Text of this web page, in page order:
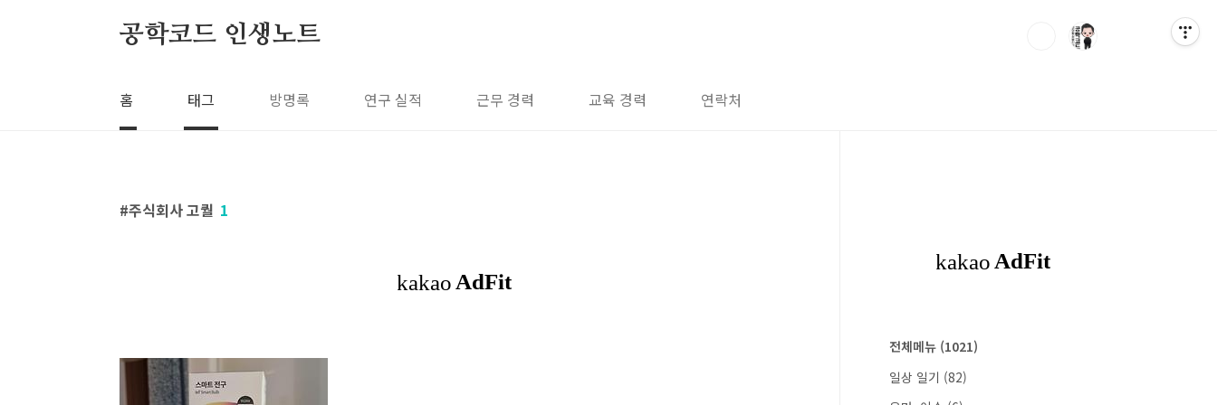
공학코드 인생노트
홈 태그 방명록 연구 실적 근무 경력 교육 경력 연락처
주식회사 고퀄 1
전체메뉴 (1021)
일상 일기 (82)